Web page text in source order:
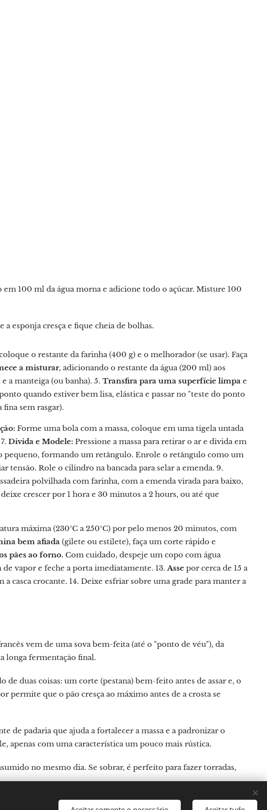
100 ml da água morna e adicione todo o açúcar. Misture 100
a esponja cresça e fique cheia de bolhas.
o restante da farinha (400 g) e o melhorador (se usar). Faça
a misturar, adicionando o restante da água (200 ml) aos
a manteiga (ou banha). 5. Transfira para uma superfície limpa e
quando estiver bem lisa, elástica e passar no "teste do ponto
sem rasgar).
Forme uma bola com a massa, coloque em uma tigela untada
Divida e Modele: Pressione a massa para retirar o ar e divida em
pequeno, formando um retângulo. Enrole o retângulo como um
tensão. Role o cilindro na bancada para selar a emenda. 9.
polvilhada com farinha, com a emenda virada para baixo,
crescer por 1 hora e 30 minutos a 2 hours, ou até que
máxima (230°C a 250°C) por pelo menos 20 minutos, com
bem afiada (gilete ou estilete), faça um corte rápido e
pães ao forno. Com cuidado, despeje um copo com água
vapor e feche a porta imediatamente. 13.Asse por cerca de 15 a
casca crocante. 14. Deixe esfriar sobre uma grade para manter a
vem de uma sova bem-feita (até o "ponto de véu"), da
longa fermentação final.
de duas coisas: um corte (pestana) bem-feito antes de assar e, o
permite que o pão cresça ao máximo antes de a crosta se
de padaria que ajuda a fortalecer a massa e a padronizar o
apenas com uma característica um pouco mais rústica.
no mesmo dia. Se sobrar, é perfeito para fazer torradas,